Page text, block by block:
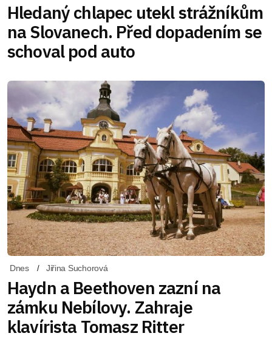
Hledaný chlapec utekl strážníkům
na Slovanech. Před dopadením se
schoval pod auto
Dnes Jiřina Suchorová
Haydn a Beethoven zazní na
zámku Nebílovy. Zahraje
klavírista Tomasz Ritter